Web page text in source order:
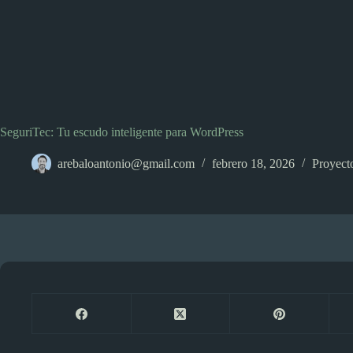
SeguriTec: Tu escudo inteligente para WordPress
arebaloantonio@gmail.com febrero 18, 2026